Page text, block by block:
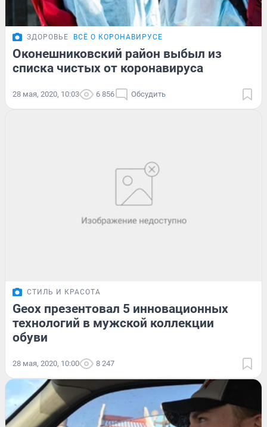
ЗДОРОВЬЕ ВСЁ О КОРОНАВИРУСЕ
Оконешниковский район выбыл из
списка чистых от коронавируса
28 мая, 2020, 10:03 6 856 Обсудить
СТИЛЬ И КРАСОТА
Geox презентовал 5 инновационных
технологий в мужской коллекции
обуви
28 мая, 2020, 10:00 8 247